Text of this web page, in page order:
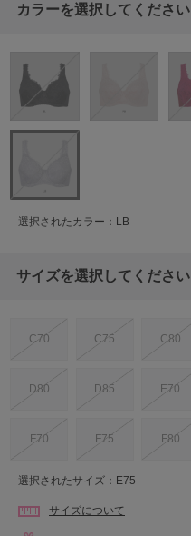
カラーを選択してください
選択されたカラー：LB
サイズを選択してください
C70 C75 C80
D80 D85 E70
F70 F75 F80
選択されたサイズ：E75
サイズについて